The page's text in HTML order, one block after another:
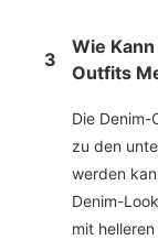
3
Wie
Outfits
Die Denim-
zu den
werden
Denim-
mit